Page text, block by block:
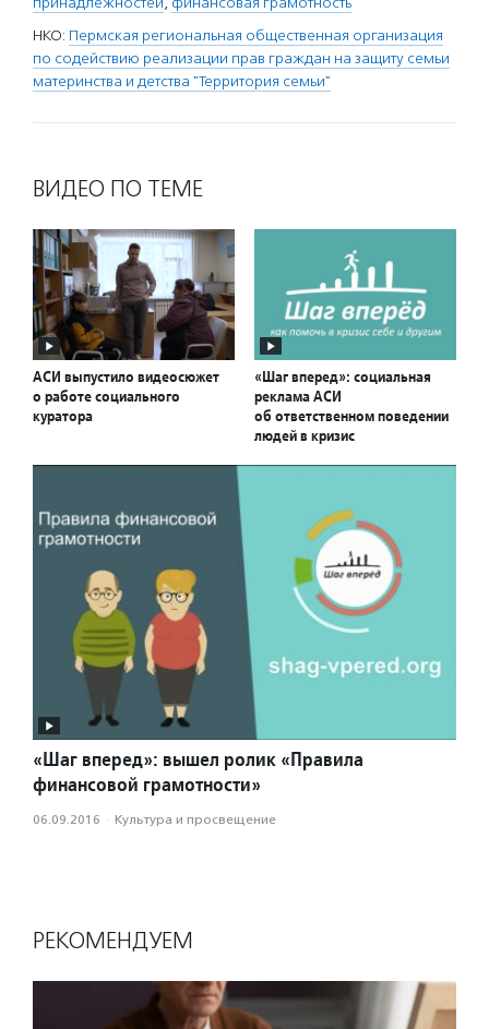
НКО: Пермская региональная общественная организация
по содействию реализации прав граждан на защиту семьи
материнства и детства "Территория семьи"
ВИДЕО ПО ТЕМЕ
АСИ выпустило видеосюжет
о работе социального
куратора
«Шаг вперед»: социальная
реклама АСИ
об ответственном поведении
людей в кризис
«Шаг вперед»: вышел ролик «Правила
финансовой грамотности»
06.09.2016 · Культура и просвещение
РЕКОМЕНДУЕМ